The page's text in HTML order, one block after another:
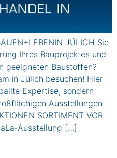
JÜLICH Sie
Ihres Bauprojektes und
geeigneten Baustoffen?
in Jülich besuchen! Hier
Expertise, sondern
Ausstellungen
SORTIMENT VOR
Ausstellung […]